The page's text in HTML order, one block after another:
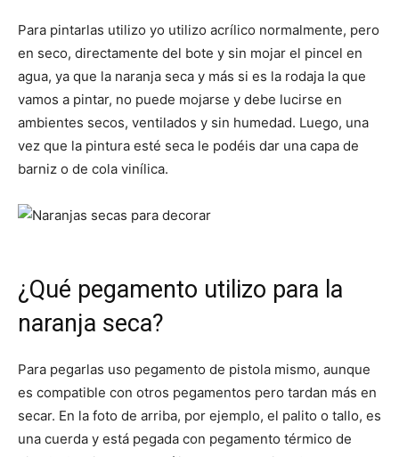
Para pintarlas utilizo yo utilizo acrílico normalmente, pero
en seco, directamente del bote y sin mojar el pincel en
agua, ya que la naranja seca y más si es la rodaja la que
vamos a pintar, no puede mojarse y debe lucirse en
ambientes secos, ventilados y sin humedad. Luego, una
vez que la pintura esté seca le podéis dar una capa de
barniz o de cola vinílica.
¿Qué pegamento utilizo para la
naranja seca?
Para pegarlas uso pegamento de pistola mismo, aunque
es compatible con otros pegamentos pero tardan más en
secar. En la foto de arriba, por ejemplo, el palito o tallo, es
una cuerda y está pegada con pegamento térmico de